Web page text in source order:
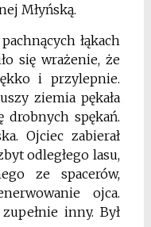
Młyńską.
łąkach
się wrażenie, że
i przylepnie.
ziemia pękała
drobnych spękań.
Ojciec zabierał
odległego lasu,
ze spacerów,
ojca.
inny. Był